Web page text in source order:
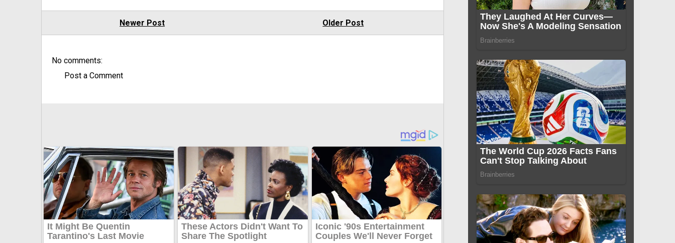
Newer Post Older Post
No comments:
Post a Comment